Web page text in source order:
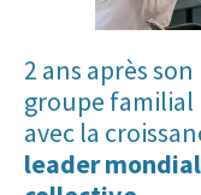
2 ans après
groupe familial
avec la
leader